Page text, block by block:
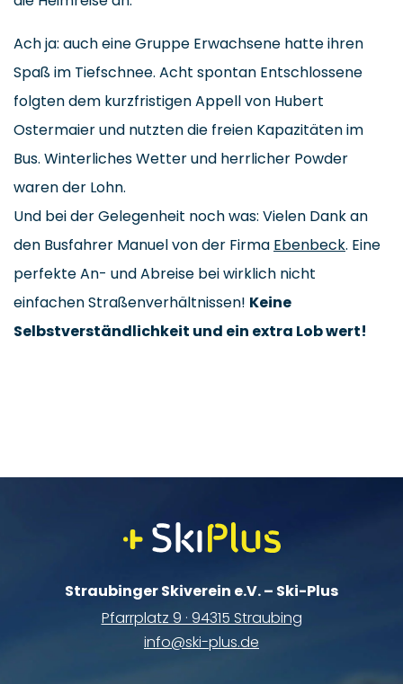
Ach ja: auch eine Gruppe Erwachsene hatte ihren
Spaß im Tiefschnee. Acht spontan Entschlossene
folgten dem kurzfristigen Appell von Hubert
Ostermaier und nutzten die freien Kapazitäten im
Bus. Winterliches Wetter und herrlicher Powder
waren der Lohn.
Und bei der Gelegenheit noch was: Vielen Dank an
den Busfahrer Manuel von der Firma Ebenbeck. Eine
perfekte An- und Abreise bei wirklich nicht
einfachen Straßenverhältnissen! Keine
Selbstverständlichkeit und ein extra Lob wert!
Straubinger Skiverein e.V. – Ski-Plus
Pfarrplatz 9 · 94315 Straubing
info@ski-plus.de